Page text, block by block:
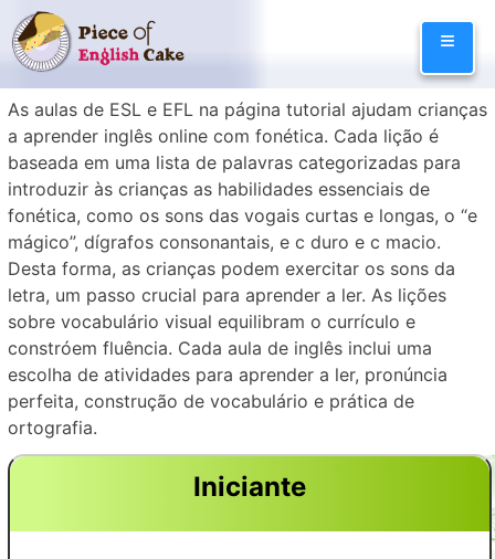
Skip
to
content
≡
As aulas de ESL e EFL na página tutorial ajudam crianças
a aprender inglês online com fonética. Cada lição é
baseada em uma lista de palavras categorizadas para
introduzir às crianças as habilidades essenciais de
fonética, como os sons das vogais curtas e longas, o “e
mágico”, dígrafos consonantais, e c duro e c macio.
Desta forma, as crianças podem exercitar os sons da
letra, um passo crucial para aprender a ler. As lições
sobre vocabulário visual equilibram o currículo e
constróem fluência. Cada aula de inglês inclui uma
escolha de atividades para aprender a ler, pronúncia
perfeita, construção de vocabulário e prática de
ortografia.
Iniciante